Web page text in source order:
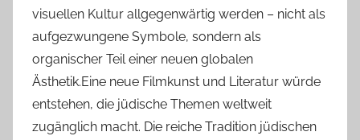
visuellen Kultur allgegenwärtig werden – nicht als
aufgezwungene Symbole, sondern als
organischer Teil einer neuen globalen
Ästhetik.Eine neue Filmkunst und Literatur würde
entstehen, die jüdische Themen weltweit
zugänglich macht. Die reiche Tradition jüdischen